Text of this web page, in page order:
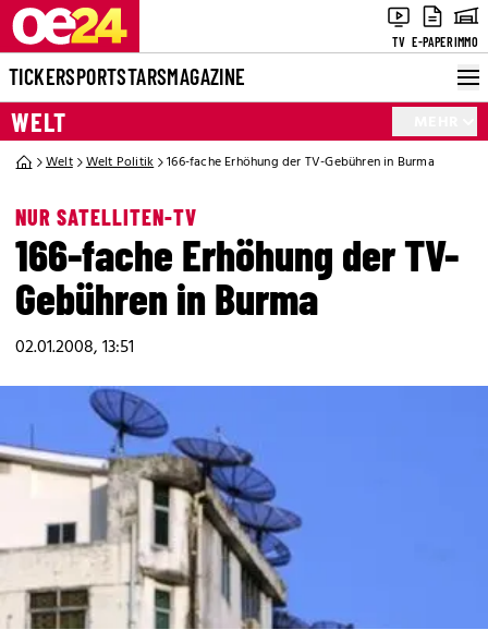
TV E-PAPERIMMO
TICKERSPORTSTARSMAGAZINE
WELT
Welt Welt Politik 166-fache Erhöhung der TV-Gebühren in Burma
NUR SATELLITEN-TV
166-fache Erhöhung der TV-
Gebühren in Burma
02.01.2008, 13:51